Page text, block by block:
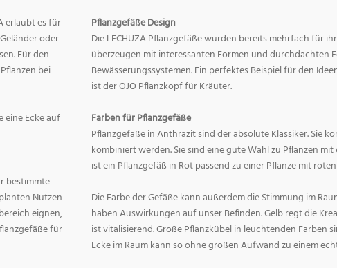
erlaubt es für
oder
Für den
bei
eine Ecke auf
bestimmte
Nutzen
eignen,
für
Pflanzgefäße Design
Die LECHUZA Pflanzgefäße wurden bereits mehrfach für
überzeugen mit interessanten Formen und durchdachten
Bewässerungssystemen. Ein perfektes Beispiel für den
ist der OJO Pflanzkopf für Kräuter.
Farben für Pflanzgefäße
Pflanzgefäße in Anthrazit sind der absolute Klassiker. Sie
kombiniert werden. Sie sind eine gute Wahl zu Pflanzen
ist ein Pflanzgefäß in Rot passend zu einer Pflanze mit
Die Farbe der Gefäße kann außerdem die Stimmung im
haben Auswirkungen auf unser Befinden. Gelb regt die
ist vitalisierend. Große Pflanzkübel in leuchtenden Farben
Ecke im Raum kann so ohne großen Aufwand zu einem